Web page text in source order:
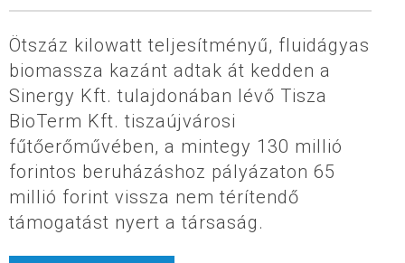
Ötszáz kilowatt teljesítményű, fluidágyas
biomassza kazánt adtak át kedden a
Sinergy Kft. tulajdonában lévő Tisza
BioTerm Kft. tiszaújvárosi
fűtőerőművében, a mintegy 130 millió
forintos beruházáshoz pályázaton 65
millió forint vissza nem térítendő
támogatást nyert a társaság.